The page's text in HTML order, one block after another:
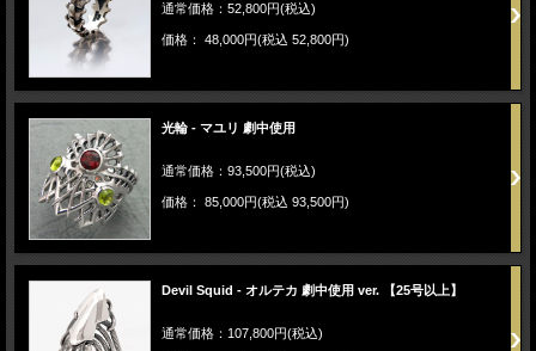
通常価格：52,800円(税込)
価格： 48,000円(税込 52,800円)
光輪 - マユリ 劇中使用
通常価格：93,500円(税込)
価格： 85,000円(税込 93,500円)
Devil Squid - オルテカ 劇中使用 ver. 【25号以上】
通常価格：107,800円(税込)